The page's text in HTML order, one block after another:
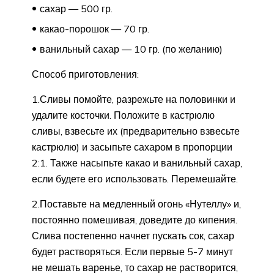
сахар — 500 гр.
какао-порошок — 70 гр.
ванильный сахар — 10 гр. (по желанию)
Способ приготовления:
1.Сливы помойте, разрежьте на половинки и
удалите косточки. Положите в кастрюлю
сливы, взвесьте их (предварительно взвесьте
кастрюлю) и засыпьте сахаром в пропорции
2:1. Также насыпьте какао и ванильный сахар,
если будете его использовать. Перемешайте.
2.Поставьте на медленный огонь «Нутеллу» и,
постоянно помешивая, доведите до кипения.
Слива постепенно начнет пускать сок, сахар
будет растворяться. Если первые 5-7 минут
не мешать варенье, то сахар не растворится,